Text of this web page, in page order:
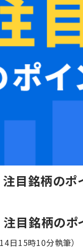
目銘柄のポ
目銘柄のポ
日15時10分執筆）